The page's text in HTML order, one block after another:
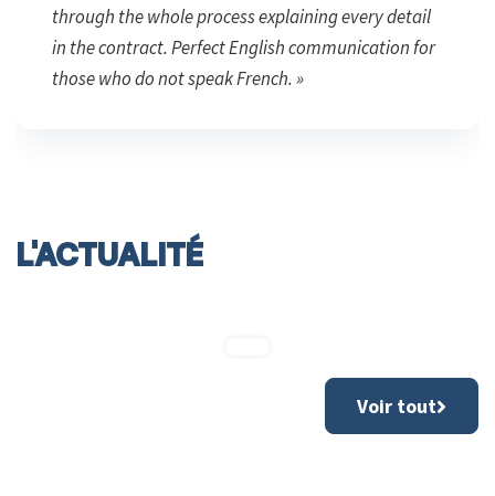
through the whole process explaining every detail
in the contract. Perfect English communication for
those who do not speak French. »
L'ACTUALITÉ
Voir tout